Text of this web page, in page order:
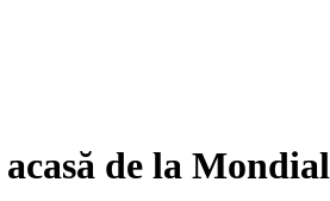
de la Mondial